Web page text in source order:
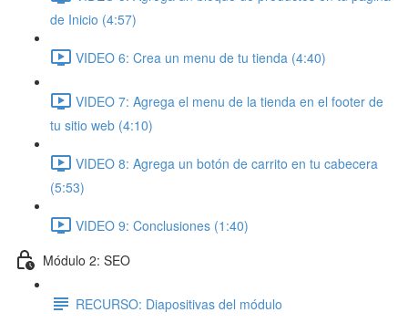
de Inicio (4:57)
VIDEO 6: Crea un menu de tu tienda (4:40)
VIDEO 7: Agrega el menu de la tienda en el footer de
tu sitio web (4:10)
VIDEO 8: Agrega un botón de carrito en tu cabecera
(5:53)
VIDEO 9: Conclusiones (1:40)
Módulo 2: SEO
RECURSO: Diapositivas del módulo